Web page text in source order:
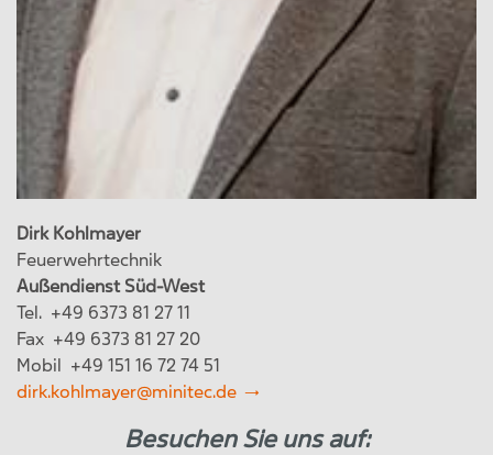
Dirk Kohlmayer
Feuerwehrtechnik
Außendienst Süd-West
Tel. +49 6373 81 27 11
Fax +49 6373 81 27 20
Mobil +49 151 16 72 74 51
dirk.kohlmayer@minitec.de
Besuchen Sie uns auf: